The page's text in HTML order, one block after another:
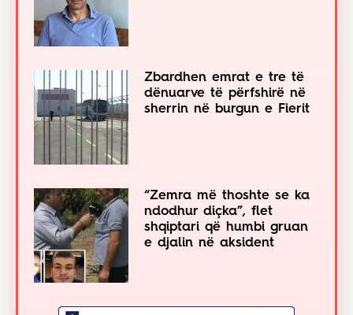
Zbardhen emrat e tre të
dënuarve të përfshirë në
sherrin në burgun e Fierit
“Zemra më thoshte se ka
ndodhur diçka”, flet
shqiptari që humbi gruan
e djalin në aksident